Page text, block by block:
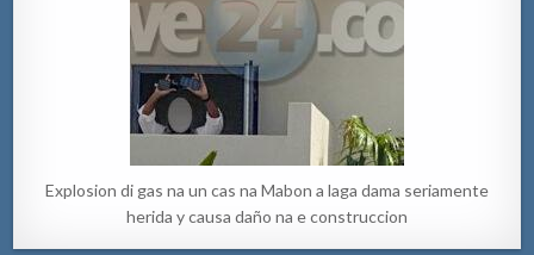
Explosion di gas na un cas na Mabon a laga dama seriamente
herida y causa daño na e construccion